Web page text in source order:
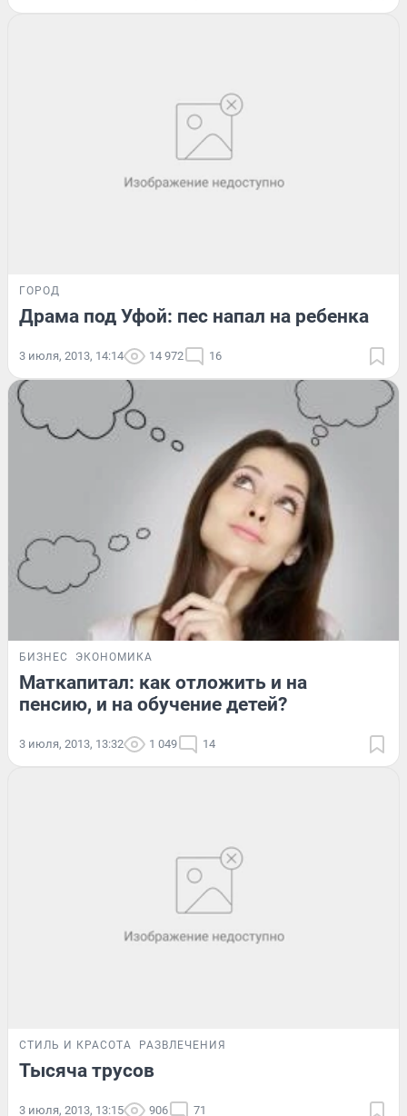
ГОРОД
Драма под Уфой: пес напал на ребенка
3 июля, 2013, 14:14 14 972 16
БИЗНЕС ЭКОНОМИКА
Маткапитал: как отложить и на
пенсию, и на обучение детей?
3 июля, 2013, 13:32 1 049 14
СТИЛЬ И КРАСОТА РАЗВЛЕЧЕНИЯ
Тысяча трусов
3 июля, 2013, 13:15 906 71